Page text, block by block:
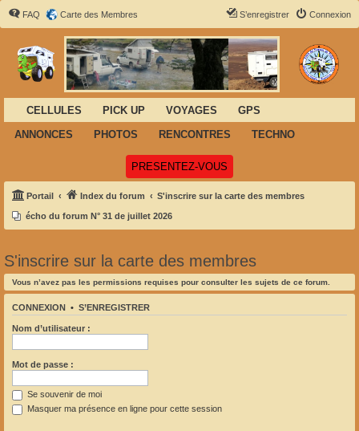
FAQ Carte des Membres Connexion
S’enregistrer
CELLULES PICK UP VOYAGES
GPS
ANNONCES
PHOTOS RENCONTRES TECHNO
PRESENTEZ-VOUS
Portail Index du forum S'inscrire sur la carte des membres
écho du forum N° 31 de juillet 2026
S'inscrire sur la carte des membres
Vous n’avez pas les permissions requises pour consulter les sujets de ce forum.
CONNEXION • S’ENREGISTRER
Nom d’utilisateur :
Mot de passe :
Se souvenir de moi
Masquer ma présence en ligne pour cette session